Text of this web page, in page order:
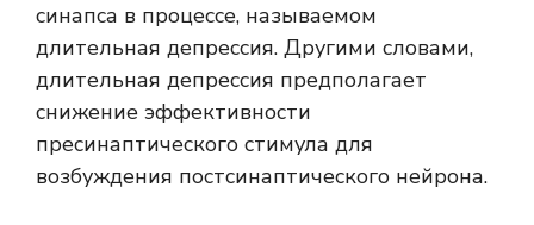
синапса в процессе, называемом
длительная депрессия. Другими словами,
длительная депрессия предполагает
снижение эффективности
пресинаптического стимула для
возбуждения постсинаптического нейрона.